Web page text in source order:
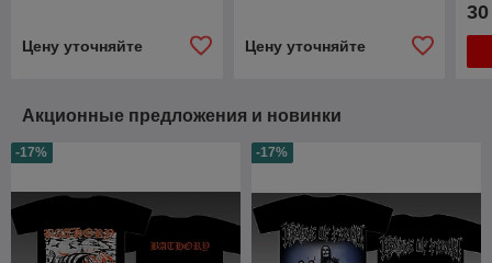
Цену уточняйте Цену уточняйте
30
Акционные предложения и новинки
-17% -17%